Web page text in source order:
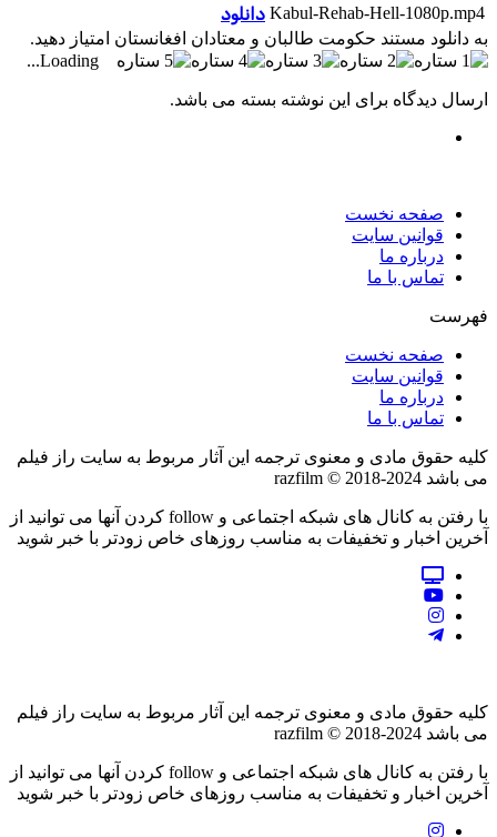
Kabul-Rehab-Hell-1080p.mp4 دانلود
به دانلود مستند حکومت طالبان و معتادان افغانستان امتیاز دهید.
Loading...
ارسال دیدگاه برای این نوشته بسته می باشد.
صفحه نخست
قوانین سایت
درباره ما
تماس با ما
فهرست
صفحه نخست
قوانین سایت
درباره ما
تماس با ما
کلیه حقوق مادی و معنوی ترجمه این آثار مربوط به سایت راز فیلم
می باشد razfilm © 2018-2024
با رفتن به کانال های شبکه اجتماعی و follow کردن آنها می توانید از
آخرین اخبار و تخفیفات به مناسب روزهای خاص زودتر با خبر شوید
کلیه حقوق مادی و معنوی ترجمه این آثار مربوط به سایت راز فیلم
می باشد razfilm © 2018-2024
با رفتن به کانال های شبکه اجتماعی و follow کردن آنها می توانید از
آخرین اخبار و تخفیفات به مناسب روزهای خاص زودتر با خبر شوید